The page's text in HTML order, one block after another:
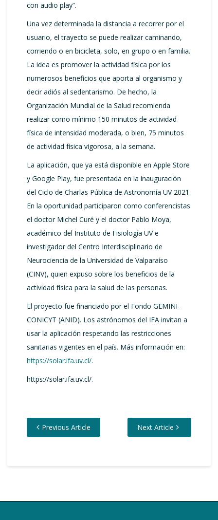
con audio play”.
Una vez determinada la distancia a recorrer por el
usuario, el trayecto se puede realizar caminando,
corriendo o en bicicleta, solo, en grupo o en familia.
La idea es promover la actividad física por los
numerosos beneficios que aporta al organismo y
decir adiós al sedentarismo. De hecho, la
Organización Mundial de la Salud recomienda
realizar como mínimo 150 minutos de actividad
física de intensidad moderada, o bien, 75 minutos
de actividad física vigorosa, a la semana.
La aplicación, que ya está disponible en Apple Store
y Google Play, fue presentada en la inauguración
del Ciclo de Charlas Pública de Astronomía UV 2021.
En la oportunidad participaron como conferencistas
el doctor Michel Curé y el doctor Pablo Moya,
académico del Instituto de Fisiología UV e
investigador del Centro Interdisciplinario de
Neurociencia de la Universidad de Valparaíso
(CINV), quien expuso sobre los beneficios de la
actividad física para la salud de las personas.
El proyecto fue financiado por el Fondo GEMINI-
CONICYT (ANID). Los astrónomos del IFA invitan a
usar la aplicación respetando las restricciones
sanitarias vigentes en el país. Más información en:
https://solar.ifa.uv.cl/.
https://solar.ifa.uv.cl/.
Previous Article Next Article